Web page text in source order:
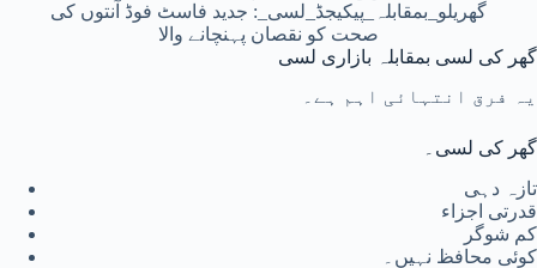
گھریلو_بمقابلہ_پیکیجڈ_لسی_: جدید فاسٹ فوڈ آنتوں کی
صحت کو نقصان پہنچانے والا
گھر کی لسی بمقابلہ بازاری لسی
یہ فرق انتہائی اہم ہے۔
گھر کی لسی۔
تازہ دہی
قدرتی اجزاء
کم شوگر
کوئی محافظ نہیں۔